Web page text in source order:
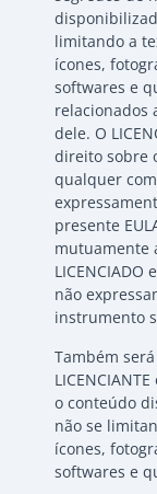
limitando a
ícones,
softwares e
relacionados
dele. O
direito sobre
qualquer
presente
mutuamente
LICENCIADO
não
instrumento
Também
o conteúdo
não se
ícones,
softwares e